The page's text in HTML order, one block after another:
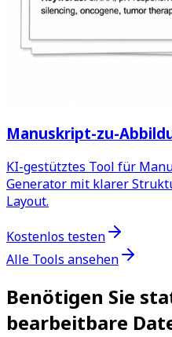
Manuskript-zu-
KI-gestütztes Tool für
Generator mit klarer
Layout.
Kostenlos testen
Alle Tools ansehen
Benötigen Sie
bearbeitbare